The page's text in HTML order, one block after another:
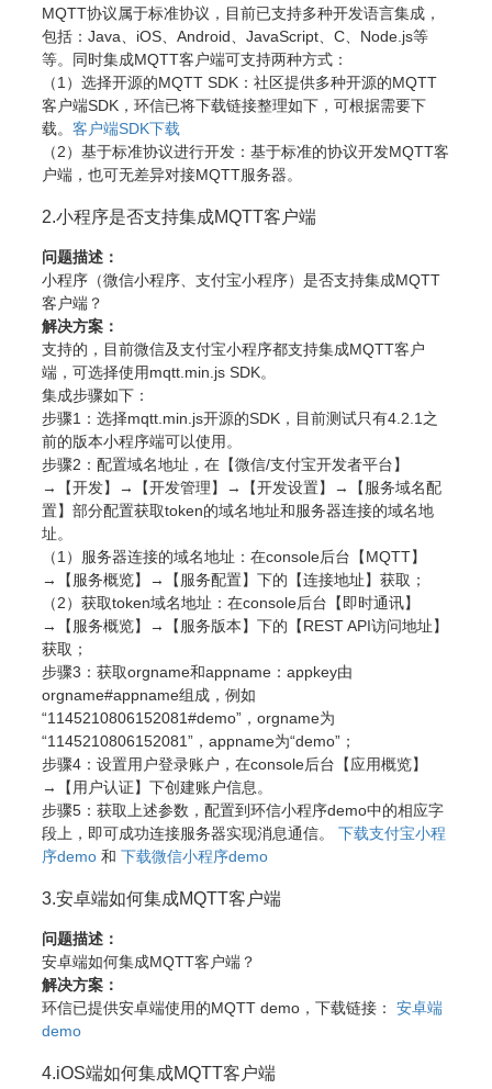
MQTT协议属于标准协议，目前已支持多种开发语言集成，
包括：Java、iOS、Android、JavaScript、C、Node.js等
等。同时集成MQTT客户端可支持两种方式：
（1）选择开源的MQTT SDK：社区提供多种开源的MQTT
客户端SDK，环信已将下载链接整理如下，可根据需要下
载。 客户端SDK下载
（2）基于标准协议进行开发：基于标准的协议开发MQTT客
户端，也可无差异对接MQTT服务器。
2.小程序是否支持集成MQTT客户端
问题描述：
小程序（微信小程序、支付宝小程序）是否支持集成MQTT
客户端？
解决方案：
支持的，目前微信及支付宝小程序都支持集成MQTT客户
端，可选择使用mqtt.min.js SDK。
集成步骤如下：
步骤1：选择mqtt.min.js开源的SDK，目前测试只有4.2.1之
前的版本小程序端可以使用。
步骤2：配置域名地址，在【微信/支付宝开发者平台】
→【开发】→【开发管理】→【开发设置】→【服务域名配
置】部分配置获取token的域名地址和服务器连接的域名地
址。
（1）服务器连接的域名地址：在console后台【MQTT】
→【服务概览】→【服务配置】下的【连接地址】获取；
（2）获取token域名地址：在console后台【即时通讯】
→【服务概览】→【服务版本】下的【REST API访问地址】
获取；
步骤3：获取orgname和appname：appkey由
orgname#appname组成，例如
“1145210806152081#demo”，orgname为
“1145210806152081”，appname为“demo”；
步骤4：设置用户登录账户，在console后台【应用概览】
→【用户认证】下创建账户信息。
步骤5：获取上述参数，配置到环信小程序demo中的相应字
段上，即可成功连接服务器实现消息通信。 下载支付宝小程
序demo 和 下载微信小程序demo
3.安卓端如何集成MQTT客户端
问题描述：
安卓端如何集成MQTT客户端？
解决方案：
环信已提供安卓端使用的MQTT demo，下载链接： 安卓端
demo
4.iOS端如何集成MQTT客户端